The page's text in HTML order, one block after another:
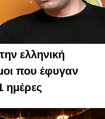
ελληνική
που έφυγαν
ημέρες